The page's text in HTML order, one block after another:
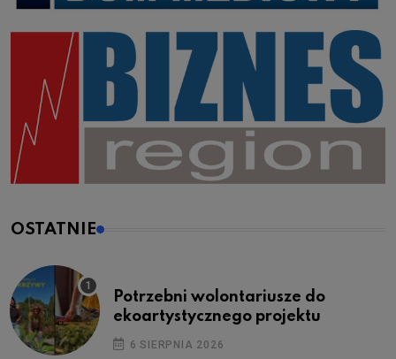
OSTATNIE
Potrzebni wolontariusze do
ekoartystycznego projektu
6 SIERPNIA 2026